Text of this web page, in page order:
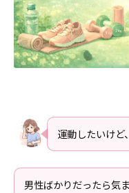
運動したいけ
男性ばかりだったら気